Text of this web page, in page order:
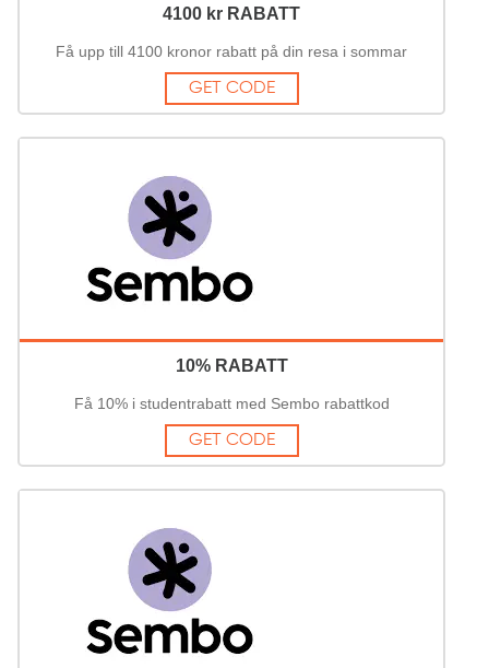
4100 kr RABATT
Få upp till 4100 kronor rabatt på din resa i sommar
GET CODE
10% RABATT
Få 10% i studentrabatt med Sembo rabattkod
GET CODE